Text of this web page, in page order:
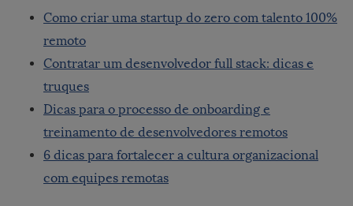
Como criar uma startup do zero com talento 100%
remoto
Contratar um desenvolvedor full stack: dicas e
truques
Dicas para o processo de onboarding e
treinamento de desenvolvedores remotos
6 dicas para fortalecer a cultura organizacional
com equipes remotas